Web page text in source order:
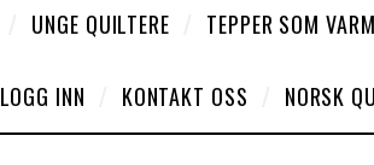
UNGE QUILTERE TEPPER SOM
LOGG INN KONTAKT OSS NORSK